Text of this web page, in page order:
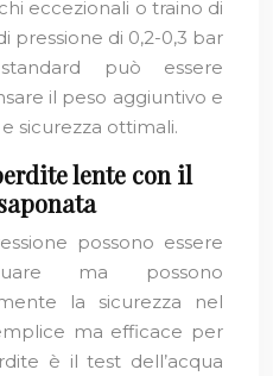
eccezionali o traino di
pressione di 0,2-0,3 bar
può essere
il peso aggiuntivo e
sicurezza ottimali.
lente con il
possono essere
ma possono
la sicurezza nel
ma efficace per
è il test dell’acqua